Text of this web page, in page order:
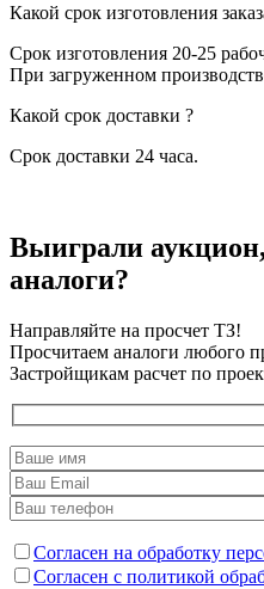
Какой срок изготовления
Срок изготовления 20-25
При загруженном
Какой срок доставки ?
Срок доставки 24 часа.
Выиграли
аналоги?
Направляйте на просчет ТЗ!
Просчитаем аналоги любого
Застройщикам расчет по
Согласен на обработку
Согласен с политикой